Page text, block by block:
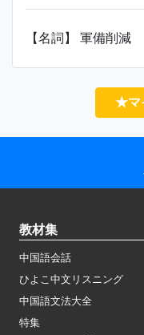
【名詞】 軍備削減
★マ
教材集
中国語会話
ひよこ中文リスニング
中国語文法大全
特集